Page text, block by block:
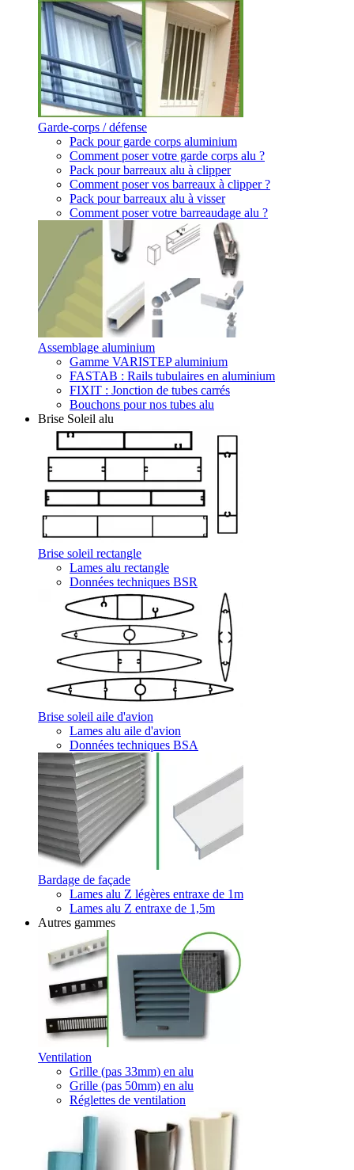
Garde-corps / défense
Pack pour garde corps aluminium
Comment poser votre garde corps alu ?
Pack pour barreaux alu à clipper
Comment poser vos barreaux à clipper ?
Pack pour barreaux alu à visser
Comment poser votre barreaudage alu ?
Assemblage aluminium
Gamme VARISTEP aluminium
FASTAB : Rails tubulaires en aluminium
FIXIT : Jonction de tubes carrés
Bouchons pour nos tubes alu
Brise Soleil alu
Brise soleil rectangle
Lames alu rectangle
Données techniques BSR
Brise soleil aile d'avion
Lames alu aile d'avion
Données techniques BSA
Bardage de façade
Lames alu Z légères entraxe de 1m
Lames alu Z entraxe de 1,5m
Autres gammes
Ventilation
Grille (pas 33mm) en alu
Grille (pas 50mm) en alu
Réglettes de ventilation